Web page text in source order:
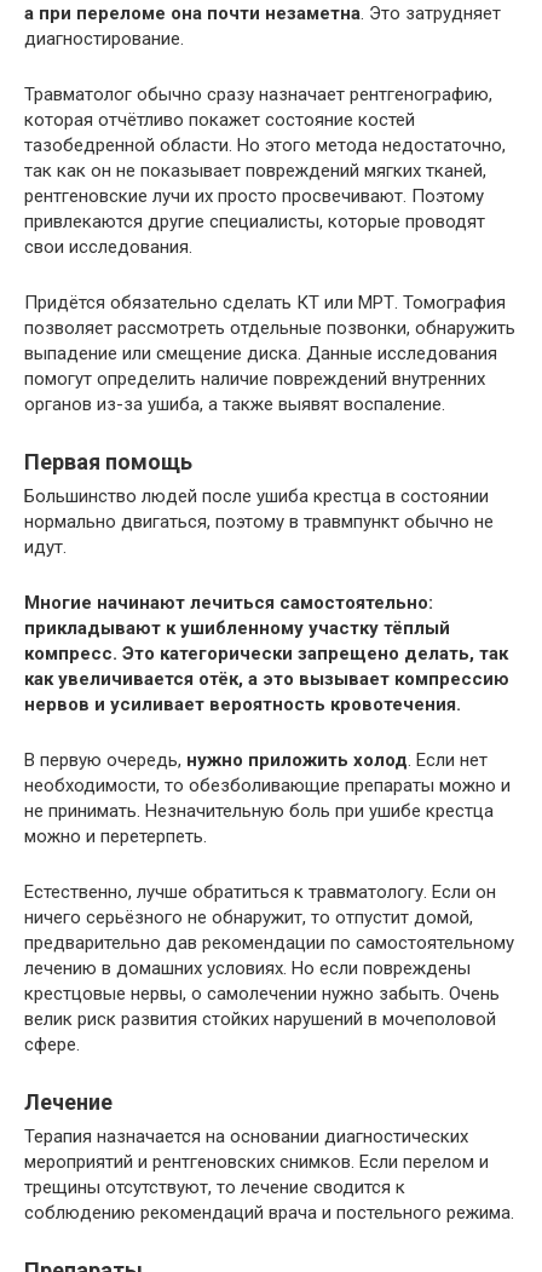
а при переломе она почти незаметна. Это затрудняет
диагностирование.
Травматолог обычно сразу назначает рентгенографию,
которая отчётливо покажет состояние костей
тазобедренной области. Но этого метода недостаточно,
так как он не показывает повреждений мягких тканей,
рентгеновские лучи их просто просвечивают. Поэтому
привлекаются другие специалисты, которые проводят
свои исследования.
Придётся обязательно сделать КТ или МРТ. Томография
позволяет рассмотреть отдельные позвонки, обнаружить
выпадение или смещение диска. Данные исследования
помогут определить наличие повреждений внутренних
органов из-за ушиба, а также выявят воспаление.
Первая помощь
Большинство людей после ушиба крестца в состоянии
нормально двигаться, поэтому в травмпункт обычно не
идут.
Многие начинают лечиться самостоятельно:
прикладывают к ушибленному участку тёплый
компресс. Это категорически запрещено делать, так
как увеличивается отёк, а это вызывает компрессию
нервов и усиливает вероятность кровотечения.
В первую очередь, нужно приложить холод. Если нет
необходимости, то обезболивающие препараты можно и
не принимать. Незначительную боль при ушибе крестца
можно и перетерпеть.
Естественно, лучше обратиться к травматологу. Если он
ничего серьёзного не обнаружит, то отпустит домой,
предварительно дав рекомендации по самостоятельному
лечению в домашних условиях. Но если повреждены
крестцовые нервы, о самолечении нужно забыть. Очень
велик риск развития стойких нарушений в мочеполовой
сфере.
Лечение
Терапия назначается на основании диагностических
мероприятий и рентгеновских снимков. Если перелом и
трещины отсутствуют, то лечение сводится к
соблюдению рекомендаций врача и постельного режима.